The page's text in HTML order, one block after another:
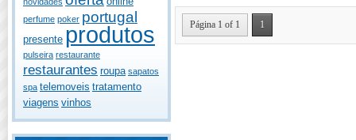
perfume poker portugal
presente produtos
pulseira restaurante
restaurantes roupa sapatos
spa telemoveis tratamento
viagens vinhos
Página 1 of 1 1